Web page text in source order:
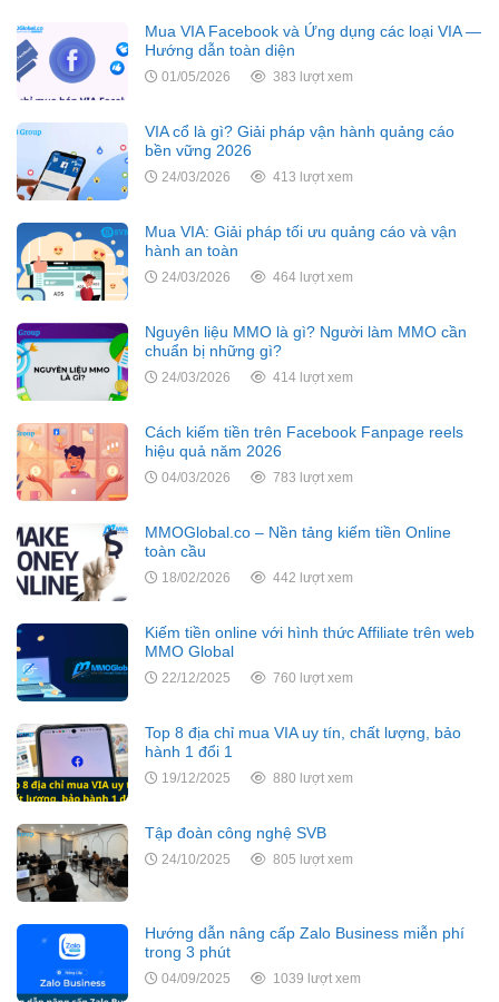
Mua VIA Facebook và Ứng dụng các loại VIA —
Hướng dẫn toàn diện
01/05/2026 383 lượt xem
VIA cổ là gì? Giải pháp vận hành quảng cáo
bền vững 2026
24/03/2026 413 lượt xem
Mua VIA: Giải pháp tối ưu quảng cáo và vận
hành an toàn
24/03/2026 464 lượt xem
Nguyên liệu MMO là gì? Người làm MMO cần
chuẩn bị những gì?
24/03/2026 414 lượt xem
Cách kiếm tiền trên Facebook Fanpage reels
hiệu quả năm 2026
04/03/2026 783 lượt xem
MMOGlobal.co – Nền tảng kiếm tiền Online
toàn cầu
18/02/2026 442 lượt xem
Kiếm tiền online với hình thức Affiliate trên web
MMO Global
22/12/2025 760 lượt xem
Top 8 địa chỉ mua VIA uy tín, chất lượng, bảo
hành 1 đổi 1
19/12/2025 880 lượt xem
Tập đoàn công nghệ SVB
24/10/2025 805 lượt xem
Hướng dẫn nâng cấp Zalo Business miễn phí
trong 3 phút
04/09/2025 1039 lượt xem